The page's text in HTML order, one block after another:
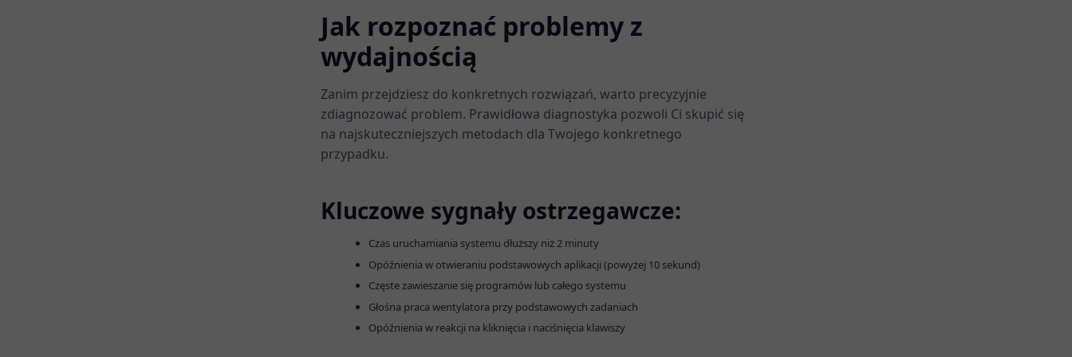
Jak rozpoznać problemy z
wydajnością
Zanim przejdziesz do konkretnych rozwiązań, warto precyzyjnie
zdiagnozować problem. Prawidłowa diagnostyka pozwoli Ci skupić się
na najskuteczniejszych metodach dla Twojego konkretnego
przypadku.
Kluczowe sygnały ostrzegawcze:
Czas uruchamiania systemu dłuższy niż 2 minuty
Opóźnienia w otwieraniu podstawowych aplikacji (powyżej 10 sekund)
Częste zawieszanie się programów lub całego systemu
Głośna praca wentylatora przy podstawowych zadaniach
Opóźnienia w reakcji na kliknięcia i naciśnięcia klawiszy